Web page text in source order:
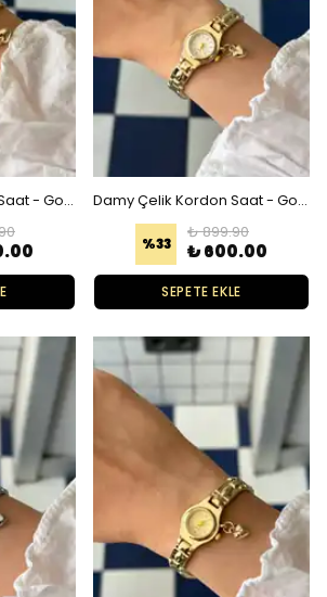
Damy Çelik Kordon Saat - Gold Siyah Damy Çelik Kordon Saat - Gold Beyaz
%33
₺ 899.90
₺ 600.00
SEPETE EKLE